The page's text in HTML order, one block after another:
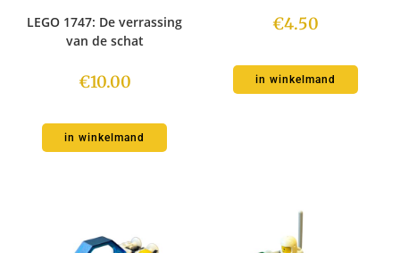
LEGO 1747: De verrassing
van de schat
€10.00
in winkelmand
€4.50
in winkelmand